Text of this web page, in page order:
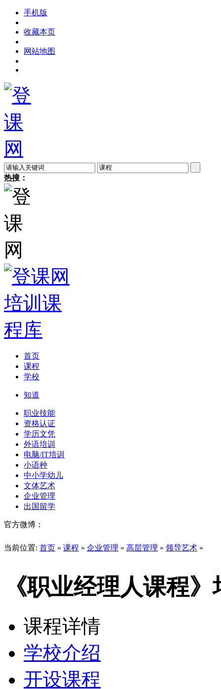
手机版
收藏本页
网站地图
热搜：
首页
课程
学校
知道
职业技能
资格认证
学历文凭
外语培训
电脑/IT培训
小语种
中小学幼儿
文体艺术
企业管理
出国留学
官方微博：
当前位置: 首页 » 课程 » 企业管理 » 高层管理 » 领导艺术 »
《职业经理人课程
课程详情
学校介绍
开设课程